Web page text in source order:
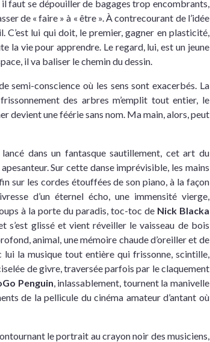
faut se dépouiller de bagages trop encombrants,
de « faire » à « être ». À contrecourant de l’idée
C’est lui qui doit, le premier, gagner en plasticité,
la vie pour apprendre. Le regard, lui, est un jeune
il va baliser le chemin du dessin.
semi-conscience où les sens sont exacerbés. La
des arbres m’emplit tout entier, le
devient une féérie sans nom. Ma main, alors, peut
lancé dans un fantasque sautillement, cet art du
Sur cette danse imprévisible, les mains
sur les cordes étouffées de son piano, à la façon
d’un éternel écho, une immensité vierge,
à la porte du paradis, toc-toc de Nick Blacka
s’est glissé et vient réveiller le vaisseau de bois
animal, une mémoire chaude d’oreiller et de
la musique tout entière qui frissonne, scintille,
de givre, traversée parfois par le claquement
Penguin , inlassablement, tournent la manivelle
de la pellicule du cinéma amateur d’antant où
le portrait au crayon noir des musiciens,